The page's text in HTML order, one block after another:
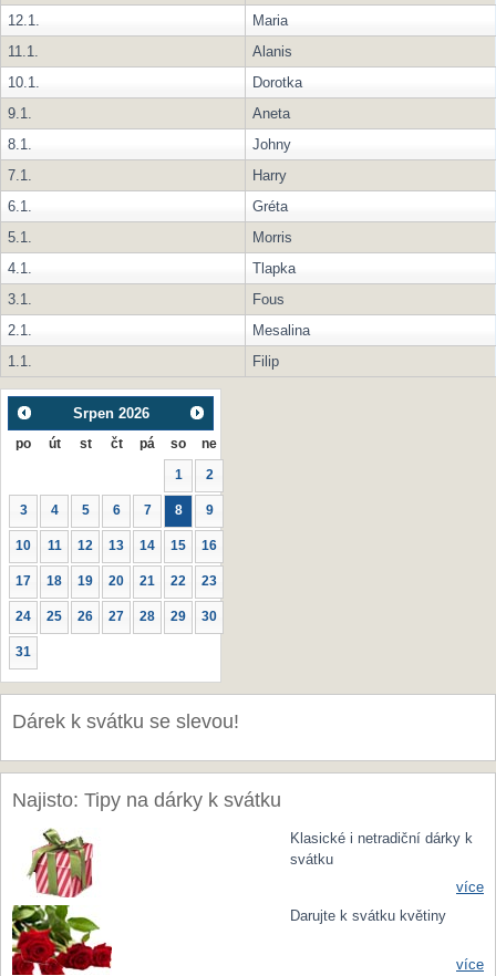
12.1.
Maria
11.1.
Alanis
10.1.
Dorotka
9.1.
Aneta
8.1.
Johny
7.1.
Harry
6.1.
Gréta
5.1.
Morris
4.1.
Tlapka
3.1.
Fous
2.1.
Mesalina
1.1.
Filip
Srpen 2026
po út st čt pá so ne
1 2
3 4 5 6 7 8 9
10 11 12 13 14 15 16
17 18 19 20 21 22 23
24 25 26 27 28 29 30
31
Dárek k svátku se slevou!
Najisto: Tipy na dárky k svátku
Klasické i netradiční dárky k
svátku
více
Darujte k svátku květiny
více